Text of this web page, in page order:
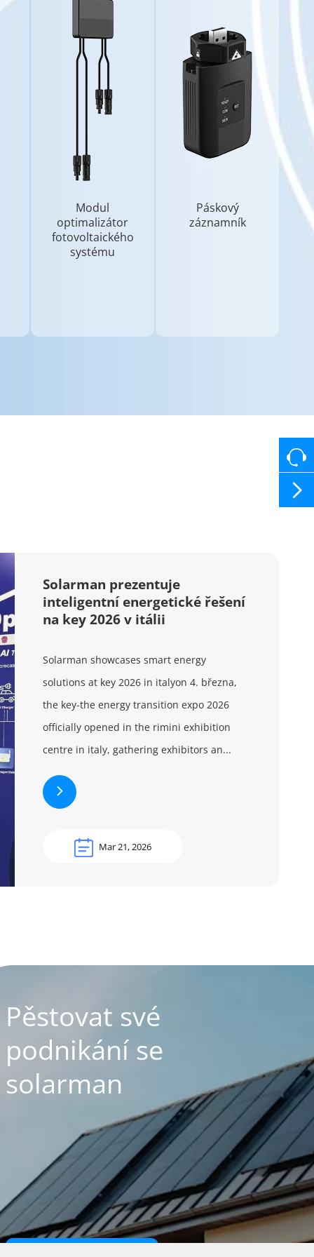
Modul
optimalizátor
fotovoltaického
systému
Páskový
záznamník
Solarman prezentuje
inteligentní energetické řešení
na key 2026 v itálii
Solarman showcases smart energy
solutions at key 2026 in italyon 4. března,
the key-the energy transition expo 2026
officially opened in the rimini exhibition
centre in italy, gathering exhibitors an...
Mar 21, 2026
Pěstovat své
podnikání se
solarman
